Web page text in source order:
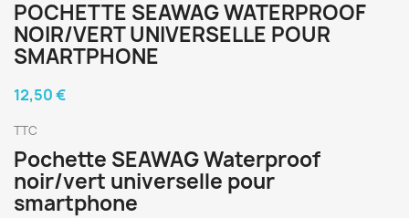
POCHETTE SEAWAG WATERPROOF
NOIR/VERT UNIVERSELLE POUR
SMARTPHONE
12,50 €
TTC
Pochette SEAWAG Waterproof
noir/vert universelle pour
smartphone